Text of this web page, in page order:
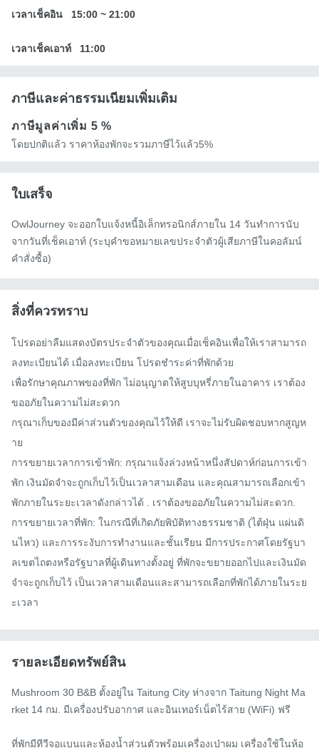
เวลาเช็คอิน 15:00 ~ 21:00
เวลาเช็คเอาท์ 11:00
ภาษีและค่าธรรมเนียมเพิ่มเติม
ภาษีมูลค่าเพิ่ม 5 %
โดยปกติแล้ว ราคาห้องพักจะรวมภาษีไว้แล้ว5%
ใบเสร็จ
OwlJourney จะออกใบแจ้งหนี้อิเล็กทรอนิกส์ภายใน 14 วันทำการนับ
จากวันที่เช็คเอาท์ (ระบุคำขอหมายเลขประจำตัวผู้เสียภาษีในคอลัมน์
คำสั่งซื้อ)
สิ่งที่ควรทราบ
โปรดอย่าลืมแสดงบัตรประจำตัวของคุณเมื่อเช็คอินเพื่อให้เราสามารถ
ลงทะเบียนได้ เมื่อลงทะเบียน โปรดชำระค่าที่พักด้วย
เพื่อรักษาคุณภาพของที่พัก ไม่อนุญาตให้สูบบุหรี่ภายในอาคาร เราต้อง
ขออภัยในความไม่สะดวก
กรุณาเก็บของมีค่าส่วนตัวของคุณไว้ให้ดี เราจะไม่รับผิดชอบหากสูญห
าย
การขยายเวลาการเข้าพัก: กรุณาแจ้งล่วงหน้าหนึ่งสัปดาห์ก่อนการเข้า
พัก เงินมัดจำจะถูกเก็บไว้เป็นเวลาสามเดือน และคุณสามารถเลือกเข้า
พักภายในระยะเวลาดังกล่าวได้ . เราต้องขออภัยในความไม่สะดวก.
การขยายเวลาที่พัก: ในกรณีที่เกิดภัยพิบัติทางธรรมชาติ (ไต้ฝุ่น แผ่นดิ
นไหว) และการระงับการทำงานและชั้นเรียน มีการประกาศโดยรัฐบา
ลเขตไถตงหรือรัฐบาลที่ผู้เดินทางตั้งอยู่ ที่พักจะขยายออกไปและเงินมัด
จำจะถูกเก็บไว้ เป็นเวลาสามเดือนและสามารถเลือกที่พักได้ภายในระย
ะเวลา
รายละเอียดทรัพย์สิน
Mushroom 30 B&B ตั้งอยู่ใน Taitung City ห่างจาก Taitung Night Ma
rket 14 กม. มีเครื่องปรับอากาศ และอินเทอร์เน็ตไร้สาย (WiFi) ฟรี
ที่พักมีทีวีจอแบนและห้องน้ำส่วนตัวพร้อมเครื่องเป่าผม เครื่องใช้ในห้อ